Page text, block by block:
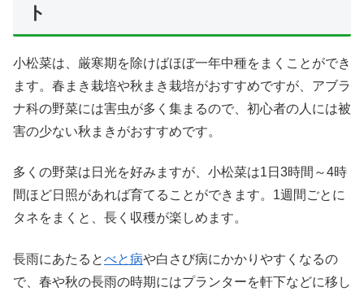
ト
小松菜は、厳寒期を除けばほぼ一年中種をまくことができ
ます。春まき栽培や秋まき栽培がおすすめですが、アブラ
ナ科の野菜には害虫が多く集まるので、初心者の人には被
害の少ない秋まきがおすすめです。
多くの野菜は日光を好みますが、小松菜は1日3時間～4時
間ほど日照があれば育てることができます。1週間ごとに
タネをまくと、長く収穫が楽しめます。
長雨にあたるとべと病や白さび病にかかりやすくなるの
で、春や秋の長雨の時期にはプランターを軒下などに移し